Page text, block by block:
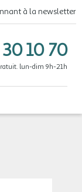
à la newsletter
10 70
lun-dim 9h-21h